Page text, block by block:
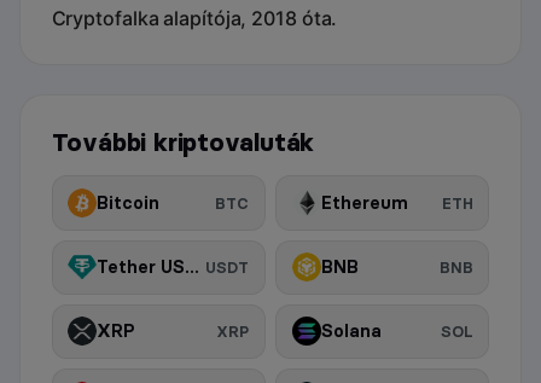
Cryptofalka alapítója, 2018 óta.
További kriptovaluták
Bitcoin BTC Ethereum ETH
Tether USDt USDT BNB BNB
XRP XRP Solana SOL